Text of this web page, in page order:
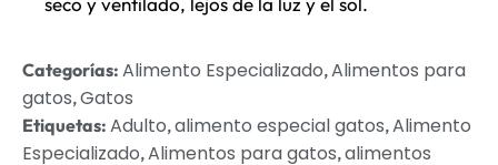
Categorías: Alimento Especializado,Alimentos para
gatos,Gatos
Etiquetas: Adulto,alimento especial gatos,Alimento
Especializado,Alimentos para gatos,alimentos